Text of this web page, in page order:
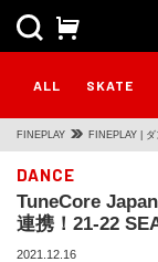
ALL SKATE
FINEPLAY FINEPLAY |
DANCE
TuneCore
連携！21-22
2021.12.16